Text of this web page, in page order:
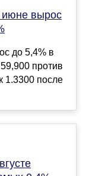
июне вырос
до 5,4% в
против
1.3300 после